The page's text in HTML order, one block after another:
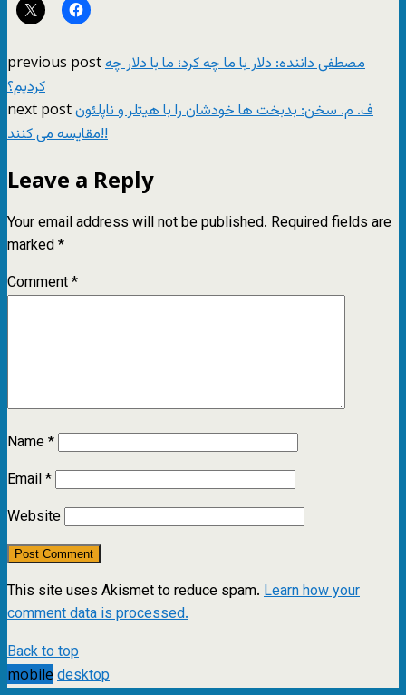
previous postمصطفی داننده: دلار با ما چه کرد؛ ما با دلار چه
کردیم؟
next postف. م. سخن: بدبخت ها خودشان را با هیتلر و ناپلئون
مقایسه می کنند!!
Leave a Reply
Your email address will not be published. Required fields are
marked*
Comment*
Name*
Email*
Website
This site uses Akismet to reduce spam. Learn how your
comment data is processed.
Back to top
mobile desktop